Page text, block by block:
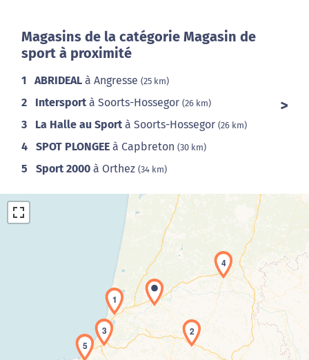
Magasins de la catégorie Magasin de
sport à proximité
1 ABRIDEAL à Angresse (25 km)
2 Intersport à Soorts-Hossegor (26 km)
3 La Halle au Sport à Soorts-Hossegor (26 km)
4 SPOT PLONGEE à Capbreton (30 km)
5 Sport 2000 à Orthez (34 km)
Chargement de la carte en cours...
1
2
3
4
5